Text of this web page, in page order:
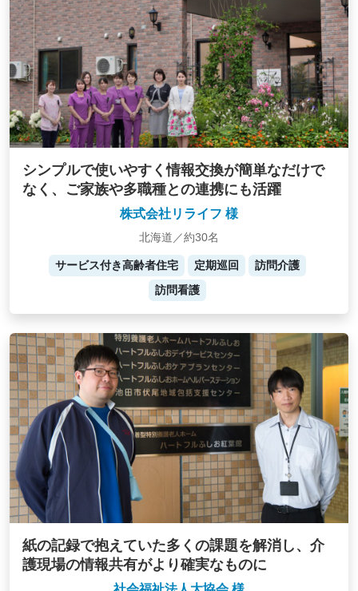
シンプルで使いやすく情報交換が簡単なだけで
なく、ご家族や多職種との連携にも活躍
株式会社リライフ 様
北海道／約30名
サービス付き高齢者住宅 定期巡回
訪問介護
訪問看護
紙の記録で抱えていた多くの課題を解消し、介
護現場の情報共有がより確実なものに